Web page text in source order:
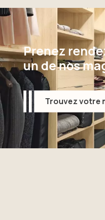
Prenez
un de nos
Trouvez votre
Trouvez votre